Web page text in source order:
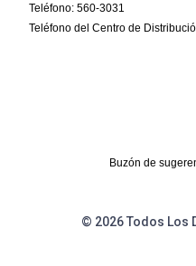
Teléfono: 560-3031
Teléfono del Centro de
Buzón de
© 2026 Todos Los